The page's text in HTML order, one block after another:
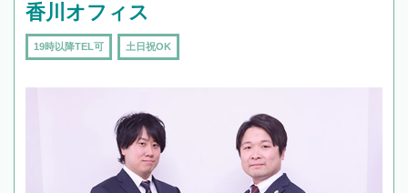
香川オフィス
19時以降TEL可 土日祝OK